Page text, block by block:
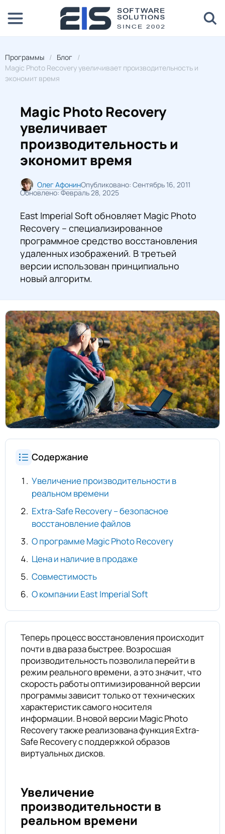
Программы
Блог
Magic Photo Recovery увеличивает производительность и
экономит время
Magic Photo Recovery
увеличивает
производительность и
экономит время
Олег АфонинОпубликовано: Сентябрь 16, 2011
Обновлено: Февраль 28, 2025
East Imperial Soft обновляет Magic Photo
Recovery – специализированное
программное средство восстановления
удаленных изображений. В третьей
версии использован принципиально
новый алгоритм.
Содержание
Увеличение производительности в
реальном времени
Extra-Safe Recovery – безопасное
восстановление файлов
О программе Magic Photo Recovery
Цена и наличие в продаже
Совместимость
О компании East Imperial Soft
Теперь процесс восстановления происходит
почти в два раза быстрее. Возросшая
производительность позволила перейти в
режим реального времени, а это значит, что
скорость работы оптимизированной версии
программы зависит только от технических
характеристик самого носителя
информации. В новой версии Magic Photo
Recovery также реализована функция Extra-
Safe Recovery с поддержкой образов
виртуальных дисков.
Увеличение
производительности в
реальном времени